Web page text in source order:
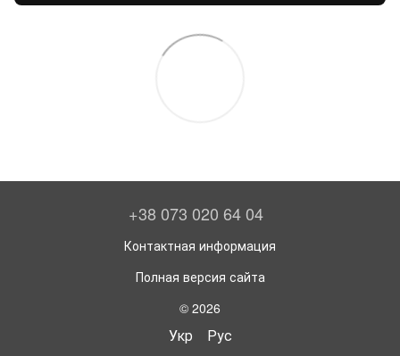
+38 073 020 64 04
Контактная информация
Полная версия сайта
© 2026
Укр Рус